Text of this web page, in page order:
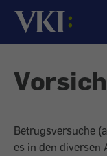
Startseite
Betrugsversuche
es in den diversen